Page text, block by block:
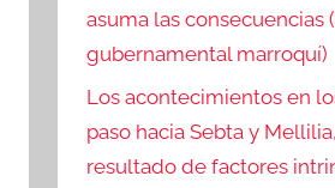
asuma las consecuencias
gubernamental marroquí)
Los acontecimientos en
paso hacia Sebta y
resultado de factores